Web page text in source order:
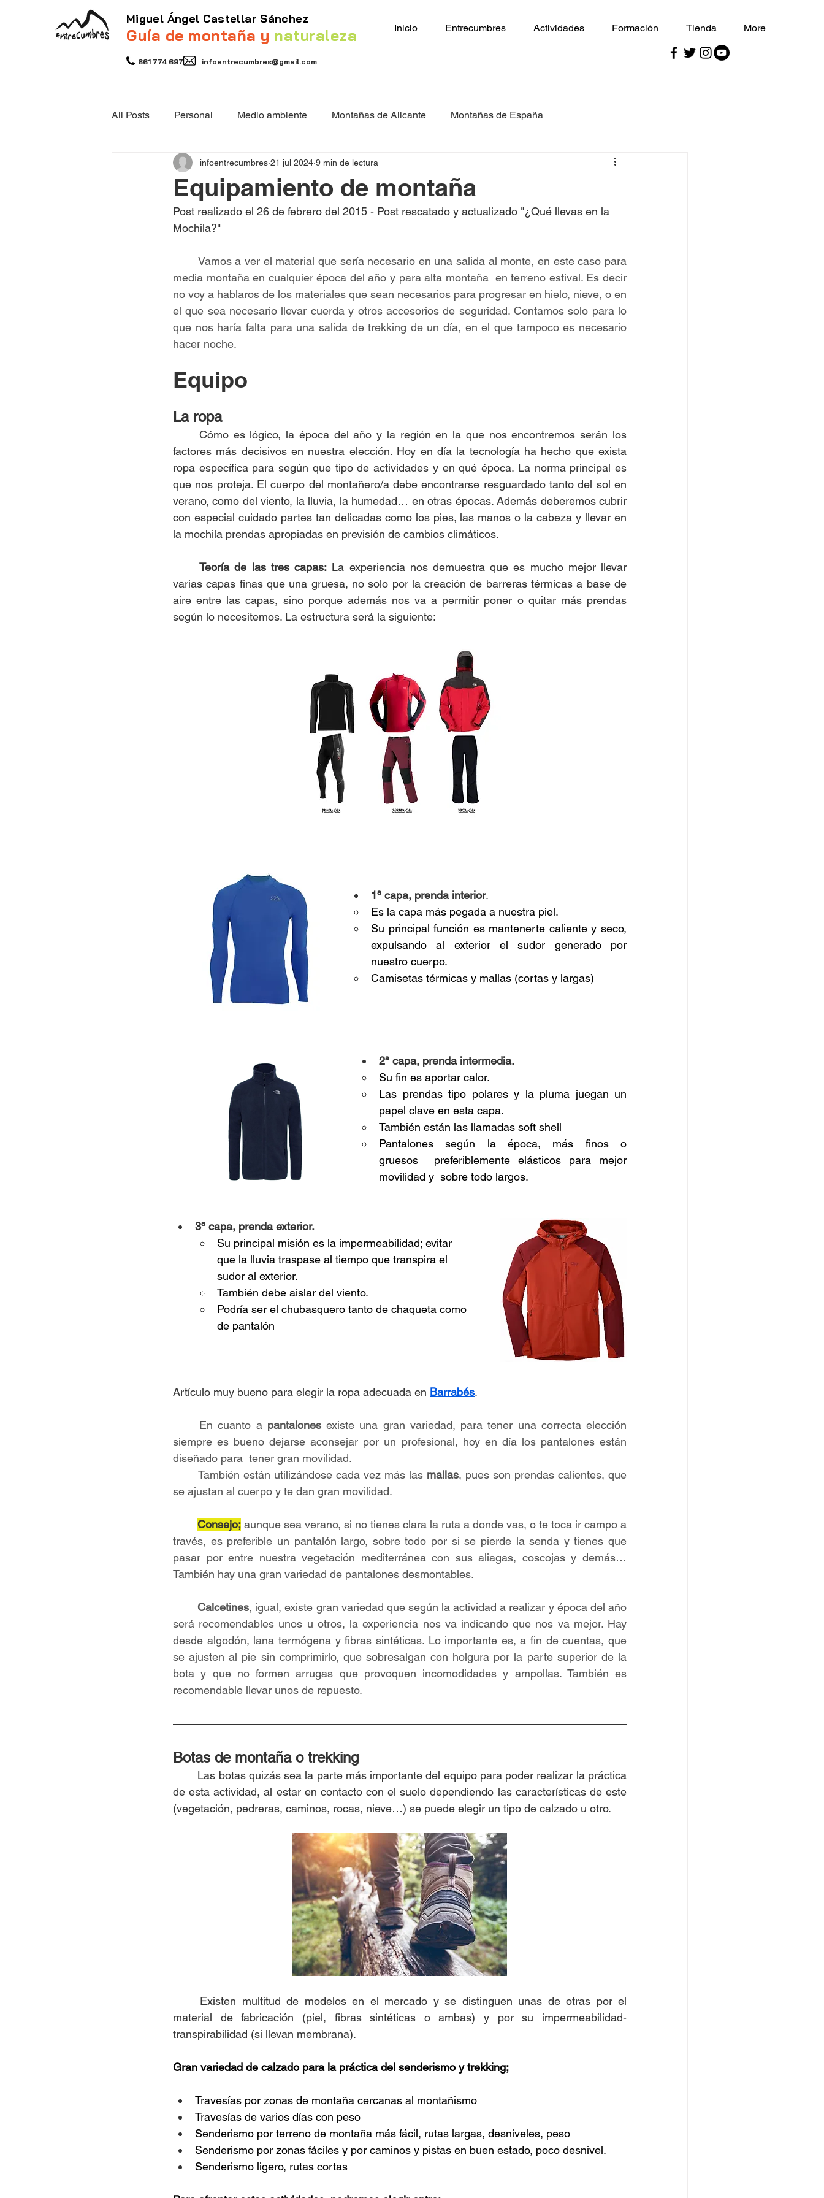
Miguel Ángel Castellar Sánchez
Guía de montaña y naturaleza
661 774 697 infoentrecumbres@gmail.com
Inicio Entrecumbres Actividades Formación Tienda More
All Posts Personal Medio ambiente Montañas de Alicante Montañas de España
Equipamiento de montaña
Equipamiento de montaña
infoentrecumbres 21 jul 2024 9 min de lectura
Post realizado el 26 de febrero del 2015 - Post rescatado y actualizado "¿Qué llevas en la
Mochila?"
media montaña en cualquier época del año y para alta montaña  en terreno estival. Es decir
no voy a hablaros de los materiales que sean necesarios para progresar en hielo, nieve, o en
el que sea necesario llevar cuerda y otros accesorios de seguridad. Contamos solo para lo
que nos haría falta para una salida de trekking de un día, en el que tampoco es necesario
hacer noche.
Equipo
La ropa
factores más decisivos en nuestra elección. Hoy en día la tecnología ha hecho que exista
ropa específica para según que tipo de actividades y en qué época. La norma principal es
que nos proteja. El cuerpo del montañero/a debe encontrarse resguardado tanto del sol en
verano, como del viento, la lluvia, la humedad… en otras épocas. Además deberemos cubrir
con especial cuidado partes tan delicadas como los pies, las manos o la cabeza y llevar en
la mochila prendas apropiadas en previsión de cambios climáticos.
Teoría de las tres capas: La experiencia nos demuestra que es mucho mejor llevar
varias capas finas que una gruesa, no solo por la creación de barreras térmicas a base de
aire entre las capas, sino porque además nos va a permitir poner o quitar más prendas
según lo necesitemos. La estructura será la siguiente:
1ª capa, prenda interior.
Es la capa más pegada a nuestra piel.
Su principal función es mantenerte caliente y seco,
expulsando al exterior el sudor generado por
nuestro cuerpo.
Camisetas térmicas y mallas (cortas y largas)
2ª capa, prenda intermedia.
Su fin es aportar calor.
Las prendas tipo polares y la pluma juegan un
papel clave en esta capa.
También están las llamadas soft shell
Pantalones según la época, más finos o
gruesos  preferiblemente elásticos para mejor
movilidad y  sobre todo largos.
3ª capa, prenda exterior.
Su principal misión es la impermeabilidad; evitar
que la lluvia traspase al tiempo que transpira el
sudor al exterior.
También debe aislar del viento.
Podría ser el chubasquero tanto de chaqueta como
de pantalón
Artículo muy bueno para elegir la ropa adecuada en Barrabés.
	En cuanto a
pantalones existe una gran variedad, para tener una correcta elección
siempre es bueno dejarse aconsejar por un profesional, hoy en día los pantalones están
diseñado para  tener gran movilidad.
	También están utilizándose cada vez más las
mallas, pues son prendas calientes, que
se ajustan al cuerpo y te dan gran movilidad.
Consejo; aunque sea verano, si no tienes clara la ruta a donde vas, o te toca ir campo a
través, es preferible un pantalón largo, sobre todo por si se pierde la senda y tienes que
pasar por entre nuestra vegetación mediterránea con sus aliagas, coscojas y demás…
También hay una gran variedad de pantalones desmontables.
	Calcetines
, igual, existe gran variedad que según la actividad a realizar y época del año
será recomendables unos u otros, la experiencia nos va indicando que nos va mejor. Hay
desde algodón, lana termógena y fibras sintéticas. Lo importante es, a fin de cuentas, que
se ajusten al pie sin comprimirlo, que sobresalgan con holgura por la parte superior de la
bota y que no formen arrugas que provoquen incomodidades y ampollas. También es
recomendable llevar unos de repuesto.
Botas de montaña o trekking
de esta actividad, al estar en contacto con el suelo dependiendo las características de este
(vegetación, pedreras, caminos, rocas, nieve…) se puede elegir un tipo de calzado u otro.
material de fabricación (piel, fibras sintéticas o ambas) y por su impermeabilidad-
transpirabilidad (si llevan membrana).
Gran variedad de calzado para la práctica del senderismo y trekking;
Travesías por zonas de montaña cercanas al montañismo
Travesías de varios días con peso
Senderismo por terreno de montaña más fácil, rutas largas, desniveles, peso
Senderismo por zonas fáciles y por caminos y pistas en buen estado, poco desnivel.
Senderismo ligero, rutas cortas